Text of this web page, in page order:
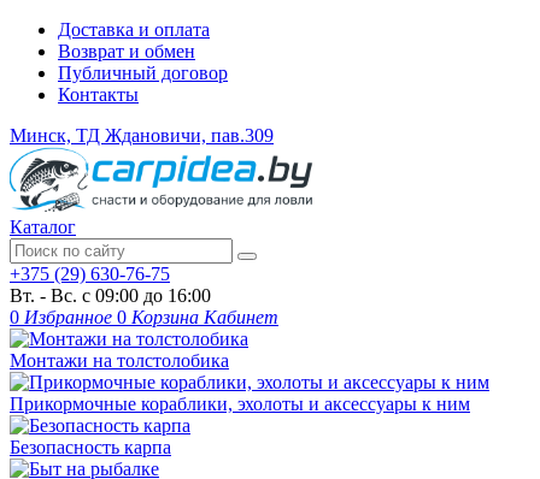
Доставка и оплата
Возврат и обмен
Публичный договор
Контакты
Минск, ТД Ждановичи, пав.309
Каталог
+375 (29) 630-76-75
Вт. - Вс. с 09:00 до 16:00
0 Избранное 0 Корзина Кабинет
Монтажи на толстолобика
Прикормочные кораблики, эхолоты и аксессуары к ним
Безопасность карпа